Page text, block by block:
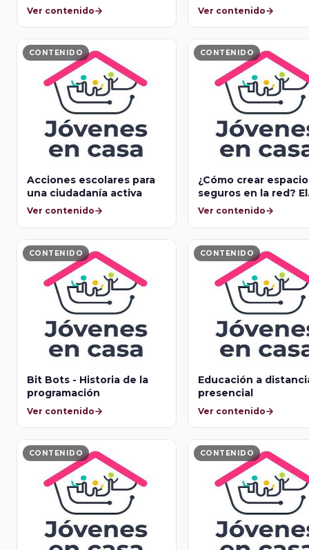
Ver contenido Ver contenido
CONTENIDO
Acciones escolares para
una ciudadanía activa
Ver contenido
CONTENIDO
¿Cómo crear
seguros en la red? El
ciber bullying
Ver contenido
CONTENIDO
Bit Bots - Historia de la
programación
Ver contenido
CONTENIDO
Educación a
presencial
Ver contenido
CONTENIDO CONTENIDO